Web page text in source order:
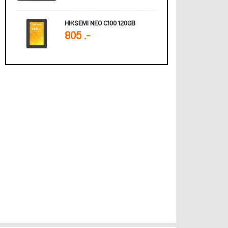
HIKSEMI NEO C100 120GB
805 .-